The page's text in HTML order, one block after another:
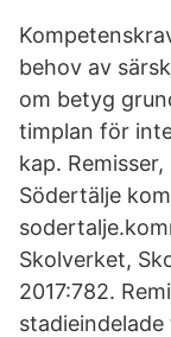
behov av
om betyg
timplan för
kap.
Södertälje
Skolverket,
2017:782.